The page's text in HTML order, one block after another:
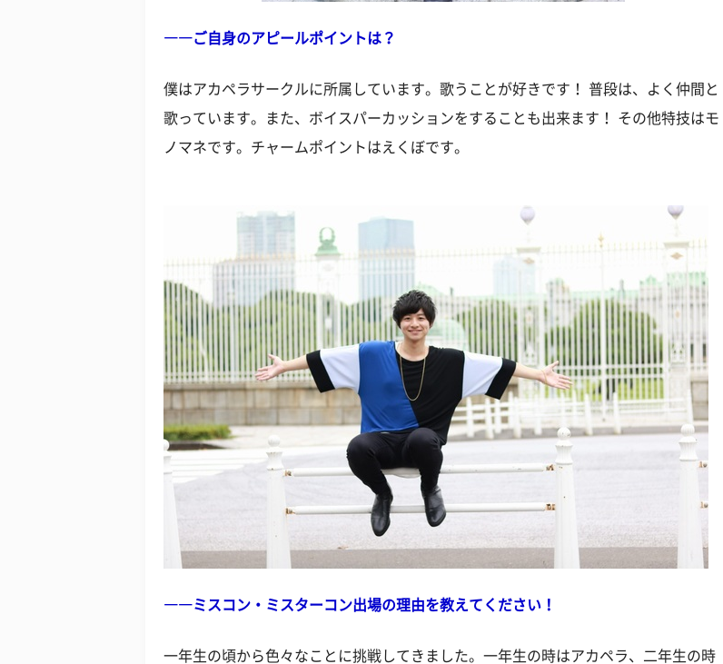
――ご自身のアピールポイントは？
僕はアカペラサークルに所属しています。歌うことが好きです！ 普段は、よく仲間と
歌っています。また、ボイスパーカッションをすることも出来ます！ その他特技はモ
ノマネです。チャームポイントはえくぼです。
――ミスコン・ミスターコン出場の理由を教えてください！
一年生の頃から色々なことに挑戦してきました。一年生の時はアカペラ、二年生の時